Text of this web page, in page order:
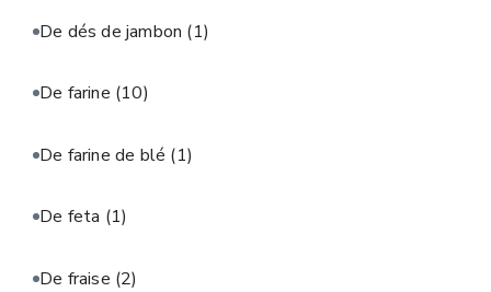
De dés de jambon (1)
De farine (10)
De farine de blé (1)
De feta (1)
De fraise (2)